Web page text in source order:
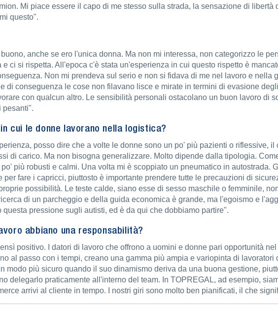
Mi piace essere il capo di me stesso sulla strada, la sensazione di
questo".
anche se ero l'unica donna. Ma non mi interessa, non categorizzo le
ci si rispetta. All'epoca c'è stata un'esperienza in cui questo rispetto è
Non mi prendeva sul serio e non si fidava di me nel lavoro e nella
di conseguenza le cose non filavano lisce e mirate in termini di evasione
con qualcun altro. Le sensibilità personali ostacolano un buon lavoro di
pesanti".
cui le donne lavorano nella logistica?
posso dire che a volte le donne sono un po' più pazienti o riflessive,
di carico. Ma non bisogna generalizzare. Molto dipende dalla tipologia.
più robusti e calmi. Una volta mi è scoppiato un pneumatico in autostrada.
fare i capricci, piuttosto è importante prendere tutte le precauzioni di
possibilità. Le teste calde, siano esse di sesso maschile o femminile,
di un parcheggio e della guida economica è grande, ma l'egoismo e
pressione sugli autisti, ed è da qui che dobbiamo partire".
abbiano una responsabilità?
positivo. I datori di lavoro che offrono a uomini e donne pari opportunità
al passo con i tempi, creano una gamma più ampia e variopinta di
più sicuro quando il suo dinamismo deriva da una buona gestione,
delegarlo praticamente all'interno del team. In TOPREGAL, ad esempio,
arrivi al cliente in tempo. I nostri giri sono molto ben pianificati, il che